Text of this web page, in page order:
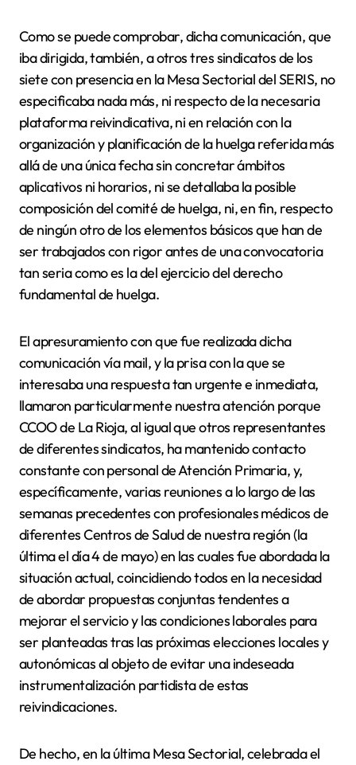
Como se puede comprobar, dicha comunicación, que
iba dirigida, también, a otros tres sindicatos de los
siete con presencia en la Mesa Sectorial del SERIS, no
especificaba nada más, ni respecto de la necesaria
plataforma reivindicativa, ni en relación con la
organización y planificación de la huelga referida más
allá de una única fecha sin concretar ámbitos
aplicativos ni horarios, ni se detallaba la posible
composición del comité de huelga, ni, en fin, respecto
de ningún otro de los elementos básicos que han de
ser trabajados con rigor antes de una convocatoria
tan seria como es la del ejercicio del derecho
fundamental de huelga.
El apresuramiento con que fue realizada dicha
comunicación vía mail, y la prisa con la que se
interesaba una respuesta tan urgente e inmediata,
llamaron particularmente nuestra atención porque
CCOO de La Rioja, al igual que otros representantes
de diferentes sindicatos, ha mantenido contacto
constante con personal de Atención Primaria, y,
específicamente, varias reuniones a lo largo de las
semanas precedentes con profesionales médicos de
diferentes Centros de Salud de nuestra región (la
última el día 4 de mayo) en las cuales fue abordada la
situación actual, coincidiendo todos en la necesidad
de abordar propuestas conjuntas tendentes a
mejorar el servicio y las condiciones laborales para
ser planteadas tras las próximas elecciones locales y
autonómicas al objeto de evitar una indeseada
instrumentalización partidista de estas
reivindicaciones.
De hecho, en la última Mesa Sectorial, celebrada el